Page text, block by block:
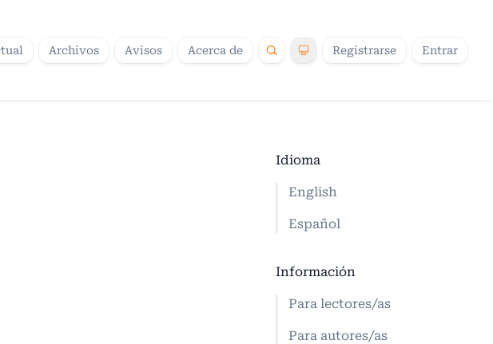
Archivos Avisos Acerca de Registrarse Entrar
junio 2013 Idioma
English
Español
Información
Para lectores/as
Para autores/as